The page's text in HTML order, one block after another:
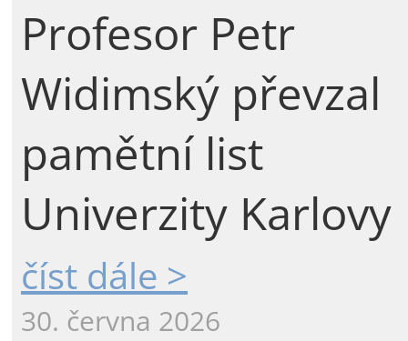
Profesor Petr
Widimský převzal
pamětní list
Univerzity Karlovy
číst dále >
30. června 2026